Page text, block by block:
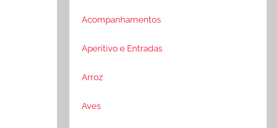
Acompanhamentos
Aperitivo e Entradas
Arroz
Aves